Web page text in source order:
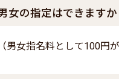
女の指定はできますか
男女指名料として100円が